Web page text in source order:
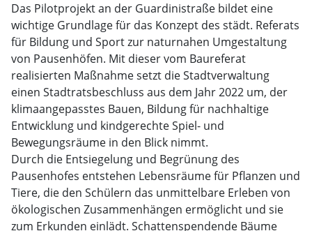
Das Pilotprojekt an der Guardinistraße bildet eine
wichtige Grundlage für das Konzept des städt. Referats
für Bildung und Sport zur naturnahen Umgestaltung
von Pausenhöfen. Mit dieser vom Baureferat
realisierten Maßnahme setzt die Stadtverwaltung
einen Stadtratsbeschluss aus dem Jahr 2022 um, der
klimaangepasstes Bauen, Bildung für nachhaltige
Entwicklung und kindgerechte Spiel- und
Bewegungsräume in den Blick nimmt.
Durch die Entsiegelung und Begrünung des
Pausenhofes entstehen Lebensräume für Pflanzen und
Tiere, die den Schülern das unmittelbare Erleben von
ökologischen Zusammenhängen ermöglicht und sie
zum Erkunden einlädt. Schattenspendende Bäume